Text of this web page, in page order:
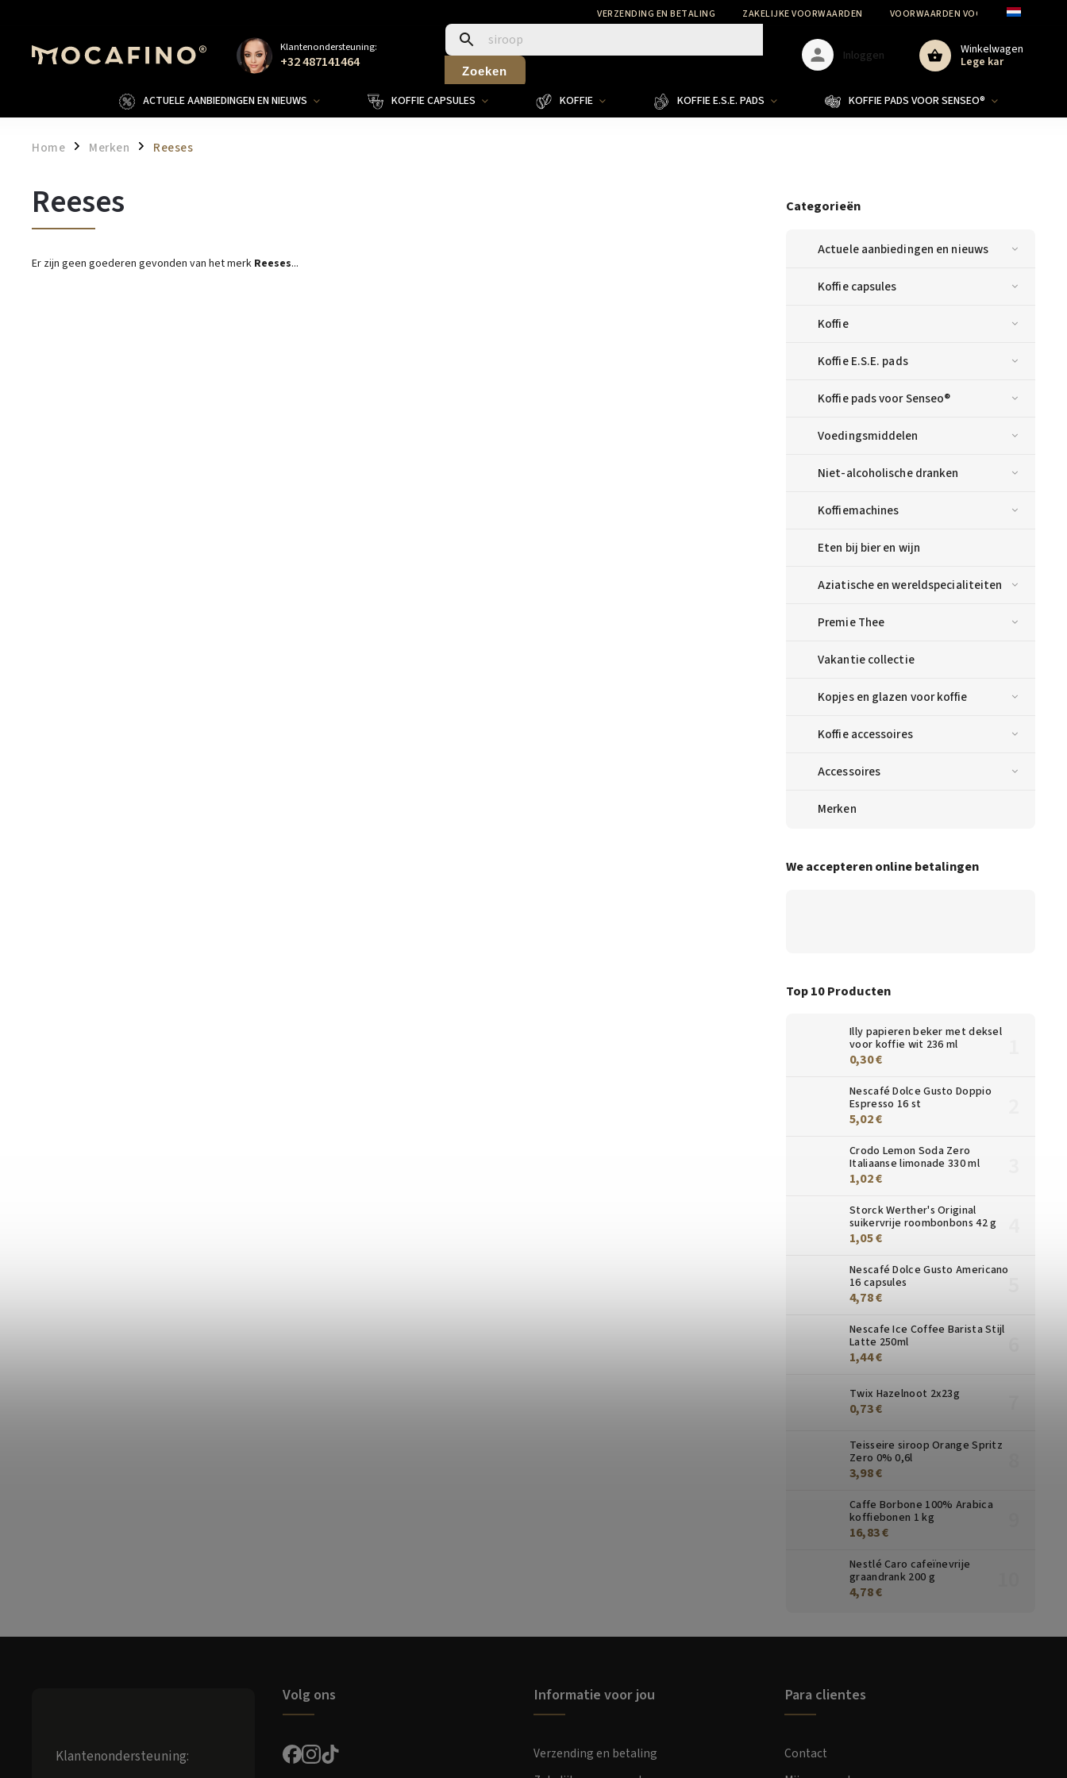
VERZENDING EN BETALING ZAKELIJKE VOORWAARDEN VOORWAARDEN VOOR DE
Klantenondersteuning:
+32 487141464 Zoeken
Winkelwagen
Lege kar
Inloggen
ACTUELE AANBIEDINGEN EN NIEUWS KOFFIE CAPSULES KOFFIE KOFFIE E.S.E. PADS KOFFIE PADS VOOR SENSEO®
Home / Merken / Reeses
Categorieën
Actuele aanbiedingen en nieuws
Koffie capsules
Koffie
Koffie E.S.E. pads
Koffie pads voor Senseo®
Voedingsmiddelen
Niet-alcoholische dranken
Koffiemachines
Eten bij bier en wijn
Aziatische en wereldspecialiteiten
Premie Thee
Vakantie collectie
Kopjes en glazen voor koffie
Koffie accessoires
Accessoires
Merken
We accepteren online betalingen
Top 10 Producten
Illy papieren beker met deksel
voor koffie wit 236 ml
0,30 €
Nescafé Dolce Gusto Doppio
Espresso 16 st
5,02 €
Crodo Lemon Soda Zero
Italiaanse limonade 330 ml
1,02 €
Storck Werther's Original
suikervrije roombonbons 42 g
1,05 €
Nescafé Dolce Gusto Americano
16 capsules
4,78 €
Nescafe Ice Coffee Barista Stijl
Latte 250ml
1,44 €
Twix Hazelnoot 2x23g
0,73 €
Teisseire siroop Orange Spritz
Zero 0% 0,6l
3,98 €
Caffe Borbone 100% Arabica
koffiebonen 1 kg
16,83 €
Nestlé Caro cafeïnevrije
graandrank 200 g
4,78 €
Reeses
Er zijn geen goederen gevonden van het merk Reeses...
Klantenondersteuning:
Volg ons Informatie voor jou
Verzending en betaling
Para clientes
Contact